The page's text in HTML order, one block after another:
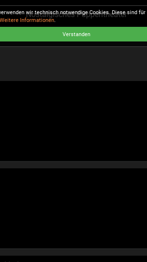
Nostalgisches Puppentheater
wir technisch notwendige Cookies. Diese sind
Weitere Informationen.
Verstanden